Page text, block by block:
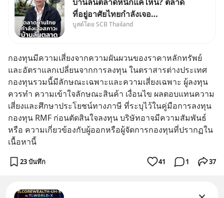
ที่อยู่อาศัยไทยกำลังเจอ
Oversupply หนักกว่าที่คิด และ
#บ้านล้นตลาด #เศรษฐกิจไทย
#EICAround #SCBThailand
สามารถดูคลิปท
บูสต์โดย SCB Thailand
กองทุนมีความเสี่ยงจากความผันผวนของราคาหลักทรัพย์
และอัตราแลกเปลี่ยนจากการลงทุน ในตราสารต่างประเทศ
กองทุนรวมนี้มีลักษณะเฉพาะและความเสี่ยงเฉพาะ ผู้ลงทุน
ควรทำ ความเข้าใจลักษณะสินค้า เงื่อนไข ผลตอบแทนความ
เสี่ยงและศึกษาประโยชน์ทางภาษี ที่ระบุไว้ในคู่มือการลงทุน
กองทุน RMF ก่อนตัดสินใจลงทุน บริษัทอาจมีความสัมพันธ์
หรือ ความเกี่ยวข้องกับผู้ออกหรือผู้จัดการกองทุนที่ปรากฏใน
เนื้อหานี้
23 บันทึก 41 1 37